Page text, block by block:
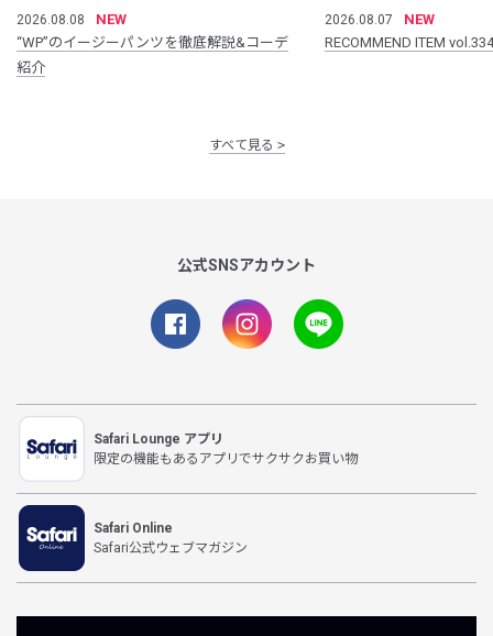
2026.08.08
NEW
“WP”のイージーパンツを徹底解説&コーデ
紹介
2026.08.07
NEW
RECOMMEND ITEM vol.334
すべて見る
公式SNSアカウント
Safari Lounge アプリ
限定の機能もあるアプリでサクサクお買い物
Safari Online
Safari公式ウェブマガジン